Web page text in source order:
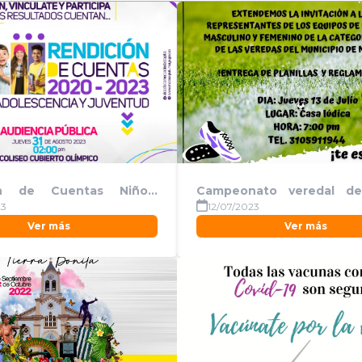
de Cuentas Niños,
y Jovenes
Ver más
Campeonato veredal
copa Alma, Corazón y Vida
12/07/2023
Ver más